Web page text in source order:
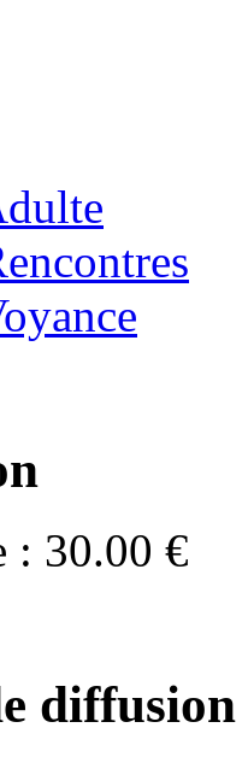
: 30.00 €
diffusion